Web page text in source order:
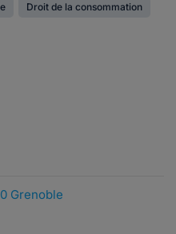
Droit de la consommation
Grenoble